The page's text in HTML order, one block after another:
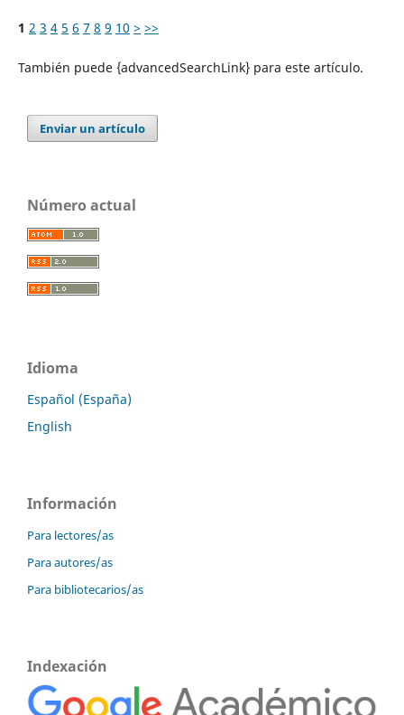
1 2 3 4 5 6 7 8 9 10 > >>
También puede {advancedSearchLink} para este artículo.
Enviar un artículo
Número actual
Idioma
Español (España)
English
Información
Para lectores/as
Para autores/as
Para bibliotecarios/as
Indexación